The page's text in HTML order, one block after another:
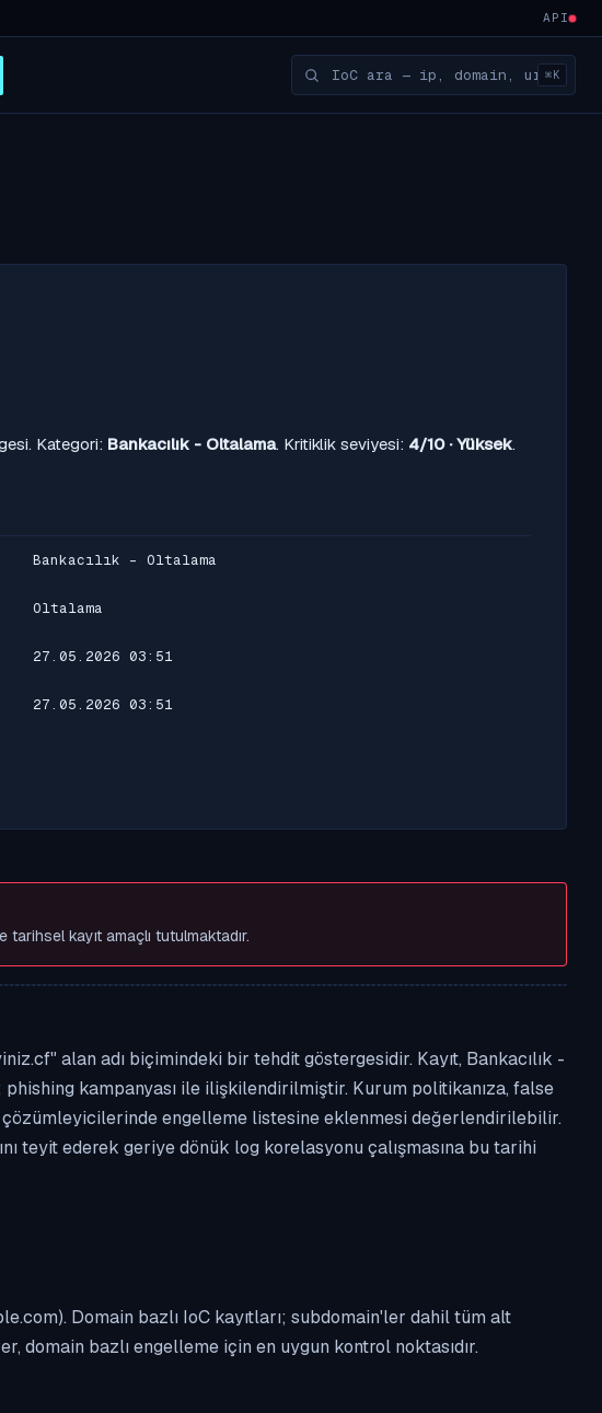
API
⌘K
Kategori: Bankacılık - Oltalama. Kritiklik seviyesi: 4/10 · Yüksek.
Bankacılık - Oltalama
Oltalama
27.05.2026 03:51
27.05.2026 03:51
kayıt amaçlı tutulmaktadır.
alan adı biçimindeki bir tehdit göstergesidir. Kayıt, Bankacılık -
kampanyası ile ilişkilendirilmiştir. Kurum politikanıza, false
engelleme listesine eklenmesi değerlendirilebilir.
teyit ederek geriye dönük log korelasyonu çalışmasına bu tarihi
Domain bazlı IoC kayıtları; subdomain'ler dahil tüm alt
domain bazlı engelleme için en uygun kontrol noktasıdır.